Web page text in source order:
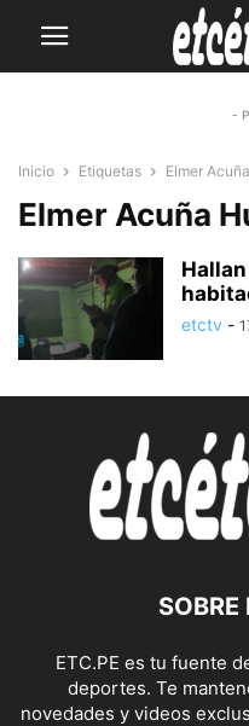
-
Inicio Etiquetas Elmer
Elmer Acuña
etctv -
SOBRE
ETC.PE es tu fuente
deportes. Te
novedades y videos